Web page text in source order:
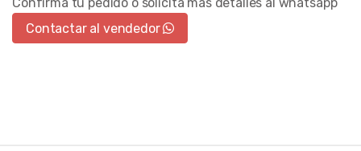
Confirma tu pedido o solicita más detalles al whatsapp
Contactar al vendedor